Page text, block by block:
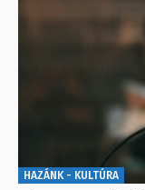
HAZÁNK - KULTÚRA